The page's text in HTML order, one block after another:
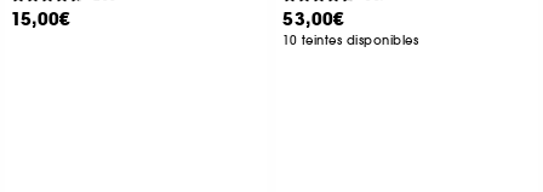
15,00€ 53,00€
10 teintes disponibles